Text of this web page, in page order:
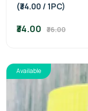
(₹34.00 / 1PC)
₹34.00 ₹36.00
Available